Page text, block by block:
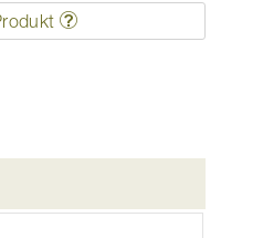
hergestellt
Füllung cremig.